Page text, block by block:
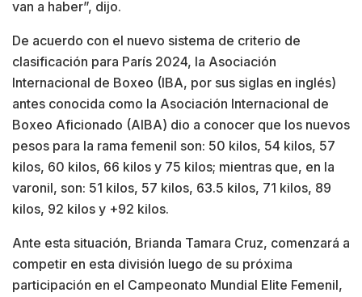
van a haber”, dijo.
De acuerdo con el nuevo sistema de criterio de
clasificación para París 2024, la Asociación
Internacional de Boxeo (IBA, por sus siglas en inglés)
antes conocida como la Asociación Internacional de
Boxeo Aficionado (AIBA) dio a conocer que los nuevos
pesos para la rama femenil son: 50 kilos, 54 kilos, 57
kilos, 60 kilos, 66 kilos y 75 kilos; mientras que, en la
varonil, son: 51 kilos, 57 kilos, 63.5 kilos, 71 kilos, 89
kilos, 92 kilos y +92 kilos.
Ante esta situación, Brianda Tamara Cruz, comenzará a
competir en esta división luego de su próxima
participación en el Campeonato Mundial Elite Femenil,